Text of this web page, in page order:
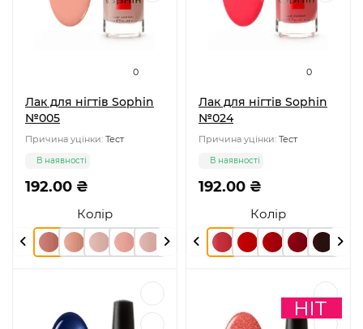
0
Лак для нігтів Sophin
№005
Причина уцінки: Тест
Колір
192.00 ₴
В наявності
0
Лак для нігтів Sophin
№024
Причина уцінки: Тест
Колір
192.00 ₴
В наявності